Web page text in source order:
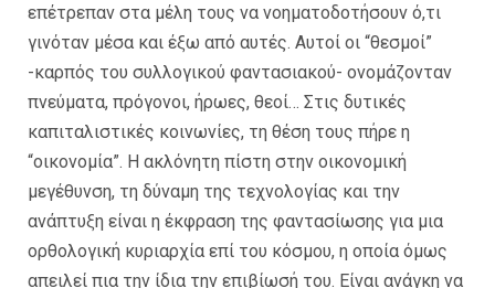
επέτρεπαν στα μέλη τους να νοηματοδοτήσουν ό,τι
γινόταν μέσα και έξω από αυτές. Αυτοί οι “θεσμοί”
-καρπός του συλλογικού φαντασιακού- ονομάζονταν
πνεύματα, πρόγονοι, ήρωες, θεοί… Στις δυτικές
καπιταλιστικές κοινωνίες, τη θέση τους πήρε η
“οικονομία”. Η ακλόνητη πίστη στην οικονομική
μεγέθυνση, τη δύναμη της τεχνολογίας και την
ανάπτυξη είναι η έκφραση της φαντασίωσης για μια
ορθολογική κυριαρχία επί του κόσμου, η οποία όμως
απειλεί πια την ίδια την επιβίωσή του. Είναι ανάγκη να